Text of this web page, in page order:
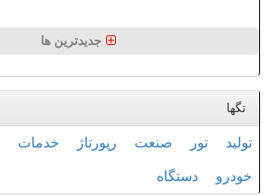
جدیدترین ها
تگها
تولید تور صنعت رپورتاژ خدمات
خودرو دستگاه